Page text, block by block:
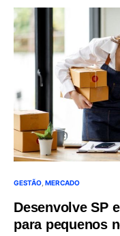
GESTÃO MERCADO
Desenvolve SP
para pequenos